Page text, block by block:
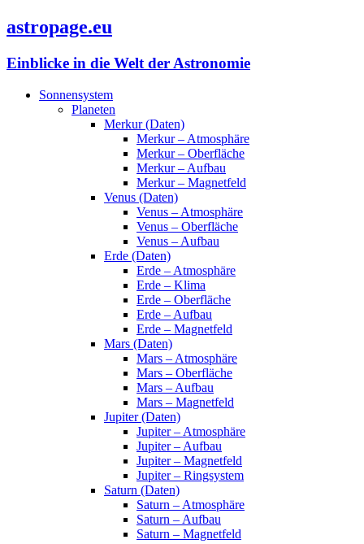
astropage.eu
Einblicke in die Welt der Astronomie
Sonnensystem
Planeten
Merkur (Daten)
Merkur – Atmosphäre
Merkur – Oberfläche
Merkur – Aufbau
Merkur – Magnetfeld
Venus (Daten)
Venus – Atmosphäre
Venus – Oberfläche
Venus – Aufbau
Erde (Daten)
Erde – Atmosphäre
Erde – Klima
Erde – Oberfläche
Erde – Aufbau
Erde – Magnetfeld
Mars (Daten)
Mars – Atmosphäre
Mars – Oberfläche
Mars – Aufbau
Mars – Magnetfeld
Jupiter (Daten)
Jupiter – Atmosphäre
Jupiter – Aufbau
Jupiter – Magnetfeld
Jupiter – Ringsystem
Saturn (Daten)
Saturn – Atmosphäre
Saturn – Aufbau
Saturn – Magnetfeld